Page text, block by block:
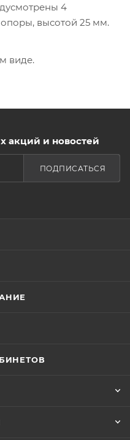
4
высотой 25 мм.
виде.
акций и новостей
ПОДПИСАТЬСЯ